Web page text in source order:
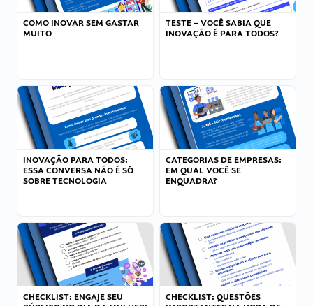
COMO INOVAR SEM GASTAR
MUITO
TESTE – VOCÊ SABIA QUE
INOVAÇÃO É PARA TODOS?
INOVAÇÃO PARA TODOS:
ESSA CONVERSA NÃO É SÓ
SOBRE TECNOLOGIA
CATEGORIAS DE EMPRESAS:
EM QUAL VOCÊ SE
ENQUADRA?
CHECKLIST: ENGAJE SEU
CHECKLIST: QUESTÕES